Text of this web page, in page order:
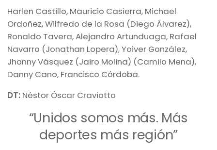
Harlen Castillo, Mauricio Casierra, Michael
Ordoñez, Wilfredo de la Rosa (Diego Álvarez),
Ronaldo Tavera, Alejandro Artunduaga, Rafael
Navarro (Jonathan Lopera), Yoiver González,
Jhonny Vásquez (Jairo Molina) (Camilo Mena),
Danny Cano, Francisco Córdoba.
DT: Néstor Óscar Craviotto
“Unidos somos más. Más
deportes más región”